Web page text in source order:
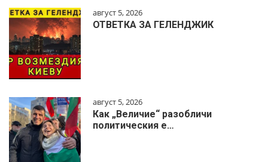
август 5, 2026
ОТВЕТКА ЗА ГЕЛЕНДЖИК
август 5, 2026
Как „Величие“ разобличи
политическия е…